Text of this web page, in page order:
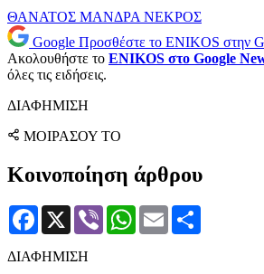
ΘΑΝΑΤΟΣ ΜΑΝΔΡΑ ΝΕΚΡΟΣ
Google Προσθέστε το ENIKOS στην
Ακολουθήστε το ENIKOS στο Google
όλες τις ειδήσεις.
ΔΙΑΦΗΜΙΣΗ
ΜΟΙΡΑΣΟΥ ΤΟ
Κοινοποίηση άρθρου
Facebook
X Viber WhatsApp
Email
ΔΙΑΦΗΜΙΣΗ